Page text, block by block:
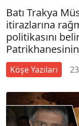
Batı Trakya
itirazlarına
politikasını
Köşe Yazıları